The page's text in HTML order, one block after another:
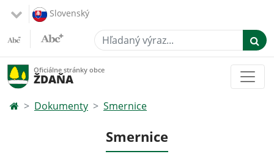
Slovenský
Hľadaný výraz...
Oficiálne stránky obce
ŽDAŇA
Dokumenty Smernice
Smernice